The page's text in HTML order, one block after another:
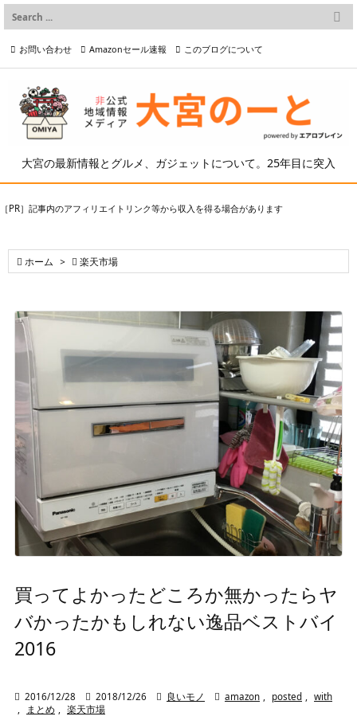
大宮の最新情報とグルメ、ガジェットについて。25年目に突入

メニュー

検索
お問い合わせ Amazonセール速報 このブログについて
プライバシーポリシー等
［PR］記事内のアフィリエイトリンク等から収入を得る場合があります
 ホーム >  楽天市場
買ってよかったどころか無かったらヤ
バかったかもしれない逸品ベストバイ
2016
 2016/12/28  2018/12/26  良いモノ  amazon , posted , with
,
まとめ , 楽天市場